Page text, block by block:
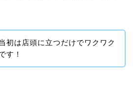
初は店頭に立つだけでワクワク
す！